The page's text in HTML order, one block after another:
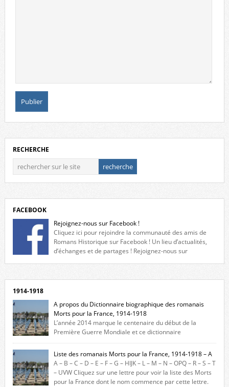
RECHERCHE
FACEBOOK
Rejoignez-nous sur Facebook !
Cliquez ici pour rejoindre la communauté des amis de
Romans Historique sur Facebook ! Un lieu d’actualités,
d’échanges et de partages ! Rejoignez-nous sur
1914-1918
A propos du Dictionnaire biographique des romanais
Morts pour la France, 1914-1918
L’année 2014 marque le centenaire du début de la
Première Guerre Mondiale et ce dictionnaire
biographique veut rendre hommage aux romanais Morts pour la
France durant ce conflit. La base de cette recherche historique est
constituée des noms gravés sur les plaques commémoratives de
l’Hôtel de Ville, du lycée du Dauphiné et du lycée Triboulet, […]
Liste des romanais Morts pour la France, 1914-1918 – A
A – B – C – D – E – F – G – HIJK – L – M – N – OPQ – R – S – T
– UVW Cliquez sur une lettre pour voir la liste des Morts
pour la France dont le nom commence par cette lettre.